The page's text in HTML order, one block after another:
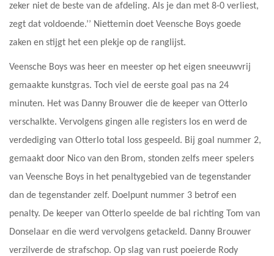
zeker niet de beste van de afdeling. Als je dan met 8-0 verliest,
zegt dat voldoende.’’ Niettemin doet Veensche Boys goede
zaken en stijgt het een plekje op de ranglijst.
Veensche Boys was heer en meester op het eigen sneeuwvrij
gemaakte kunstgras. Toch viel de eerste goal pas na 24
minuten. Het was Danny Brouwer die de keeper van Otterlo
verschalkte. Vervolgens gingen alle registers los en werd de
verdediging van Otterlo total loss gespeeld. Bij goal nummer 2,
gemaakt door Nico van den Brom, stonden zelfs meer spelers
van Veensche Boys in het penaltygebied van de tegenstander
dan de tegenstander zelf. Doelpunt nummer 3 betrof een
penalty. De keeper van Otterlo speelde de bal richting Tom van
Donselaar en die werd vervolgens getackeld. Danny Brouwer
verzilverde de strafschop. Op slag van rust poeierde Rody